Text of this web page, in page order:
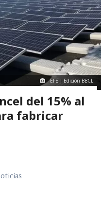
EFE | Edición BBCL
del 15% al
fabricar